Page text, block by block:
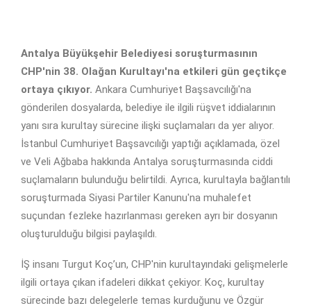
Antalya Büyükşehir Belediyesi soruşturmasının
CHP'nin 38. Olağan Kurultayı'na etkileri gün geçtikçe
ortaya çıkıyor. Ankara Cumhuriyet Başsavcılığı'na
gönderilen dosyalarda, belediye ile ilgili rüşvet iddialarının
yanı sıra kurultay sürecine ilişki suçlamaları da yer alıyor.
İstanbul Cumhuriyet Başsavcılığı yaptığı açıklamada, özel
ve Veli Ağbaba hakkında Antalya soruşturmasında ciddi
suçlamaların bulunduğu belirtildi. Ayrıca, kurultayla bağlantılı
soruşturmada Siyasi Partiler Kanunu'na muhalefet
suçundan fezleke hazırlanması gereken ayrı bir dosyanın
oluşturulduğu bilgisi paylaşıldı.
İŞ insanı Turgut Koç’un, CHP'nin kurultayındaki gelişmelerle
ilgili ortaya çıkan ifadeleri dikkat çekiyor. Koç, kurultay
sürecinde bazı delegelerle temas kurduğunu ve Özgür